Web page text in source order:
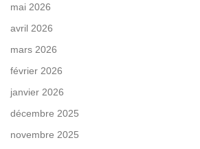
mai 2026
avril 2026
mars 2026
février 2026
janvier 2026
décembre 2025
novembre 2025